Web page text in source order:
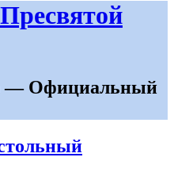
— Официальный